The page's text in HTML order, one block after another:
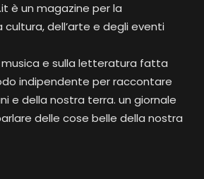
è un magazine per la
cultura, dell’arte e degli eventi
e sulla letteratura fatta
indipendente per raccontare
e della nostra terra. un giornale
delle cose belle della nostra